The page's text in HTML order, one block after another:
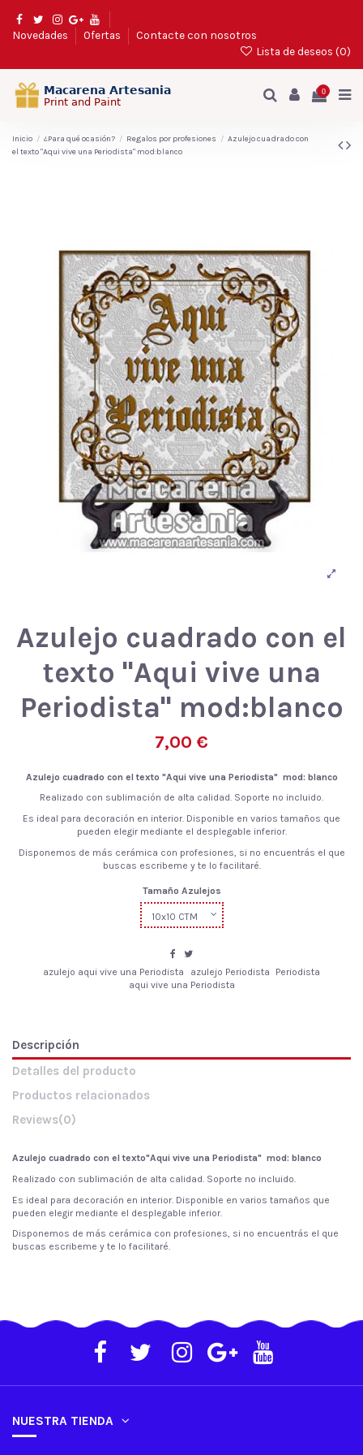
Novedades Ofertas
Contacte con nosotros
Lista de deseos (0)
0
Inicio ¿Para qué ocasión? Regalos por profesiones
Azulejo cuadrado con
el texto "Aqui vive una Periodista" mod:blanco
Azulejo cuadrado con el
texto "Aqui vive una
Periodista" mod:blanco
7,00 €
Azulejo cuadrado con el texto "Aqui vive una Periodista" mod: blanco
Realizado con sublimación de alta calidad. Soporte no incluido.
Es ideal para decoración en interior. Disponible en varios tamaños que
pueden elegir mediante el desplegable inferior.
Disponemos de más cerámica con profesiones, si no encuentrás el que
buscas escribeme y te lo facilitaré.
Tamaño Azulejos
azulejo aqui vive una Periodista azulejo Periodista
Periodista
aqui vive una Periodista
Descripción
Detalles del producto
Productos relacionados
Reviews(0)
Azulejo cuadrado con el texto"Aqui vive una Periodista" mod: blanco
Realizado con sublimación de alta calidad. Soporte no incluido.
Es ideal para decoración en interior. Disponible en varios tamaños que
pueden elegir mediante el desplegable inferior.
Disponemos de más cerámica con profesiones, si no encuentrás el que
buscas escribeme y te lo facilitaré.
NUESTRA TIENDA